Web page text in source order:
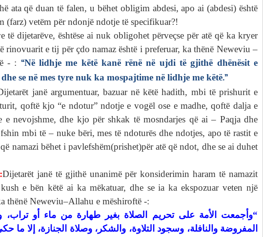
ata që duan të falen, u bëhet obligim abdesi, apo ai (abdesi) është
(farz) vetëm për ndonjë ndotje të specifikuar?!
të dijetarëve, ështëse ai nuk obligohet përveçse për atë që ka kryer
rinovuarit e tij për çdo namaz është i preferuar, ka thënë Neweviu –
- : “Në lidhje me këtë kanë rënë në ujdi të gjithë dhënësit e
se në mes tyre nuk ka mospajtime në lidhje me këtë.”
janë argumentuar, bazuar në këtë hadith, mbi të prishurit e
qoftë kjo “e ndotur” ndotje e vogël ose e madhe, qoftë dalja e
e nevojshme, dhe kjo për shkak të mosndarjes që ai – Paqja dhe
mbi të – nuke bëri, mes të ndoturës dhe ndotjes, apo të rastit e
namazi bëhet i pavlefshëm(prishet)për atë që ndot, dhe se ai duhet
Dijetarët janë të gjithë unanimë për konsiderimin haram të namazit
e bën këtë ai ka mëkatuar, dhe se ia ka ekspozuar veten një
thënë Neweviu–Allahu e mëshiroftë -:
“وأجمعت الأمة على تحريم الصلاة بغير طهارة من ماء أو تراب،
المفروضة والنافلة، وسجود التلاوة، والشكر، وصلاة الجنازة، إلا ما